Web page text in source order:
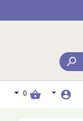

account_circle
shopping_basket
0